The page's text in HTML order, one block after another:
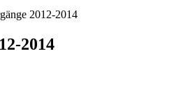
2012-2014
2014